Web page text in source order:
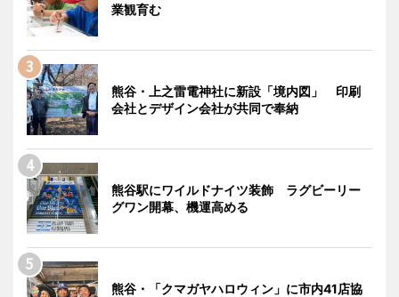
業観育む
熊谷・上之雷電神社に新設「境内図」 印刷
会社とデザイン会社が共同で奉納
熊谷駅にワイルドナイツ装飾 ラグビーリー
グワン開幕、機運高める
熊谷・「クマガヤハロウィン」に市内41店協